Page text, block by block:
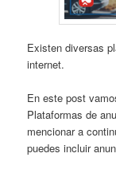
Existen diversas
internet.
En este post
Plataformas de
mencionar a
puedes incluir